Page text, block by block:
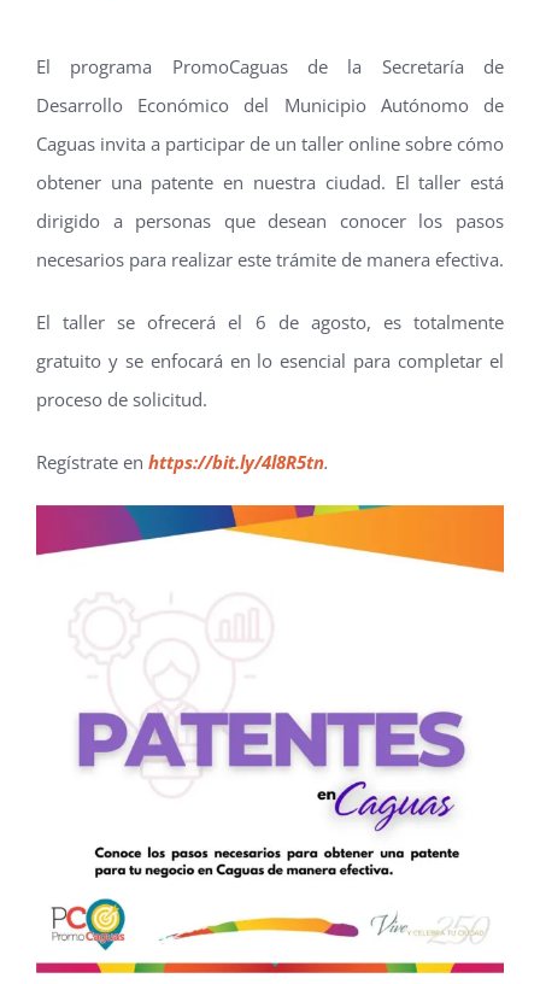
El programa PromoCaguas de la Secretaría de
Desarrollo Económico del Municipio Autónomo de
Caguas invita a participar de un taller online sobre cómo
obtener una patente en nuestra ciudad. El taller está
dirigido a personas que desean conocer los pasos
necesarios para realizar este trámite de manera efectiva.
El taller se ofrecerá el 6 de agosto, es totalmente
gratuito y se enfocará en lo esencial para completar el
proceso de solicitud.
Regístrate en https://bit.ly/4l8R5tn.